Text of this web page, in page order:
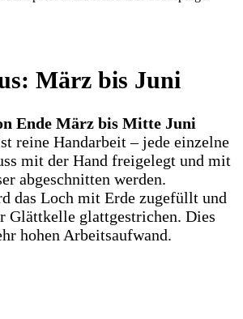
März bis Juni
Ende März bis Mitte Juni
reine Handarbeit – jede einzelne
mit der Hand freigelegt und mit
abgeschnitten werden.
das Loch mit Erde zugefüllt und
Glättkelle glattgestrichen. Dies
hohen Arbeitsaufwand.